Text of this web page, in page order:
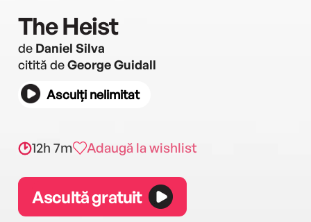
The Heist
de Daniel Silva
citită deGeorge Guidall
Asculți nelimitat
12h 7m Adaugă la wishlist
Ascultă gratuit